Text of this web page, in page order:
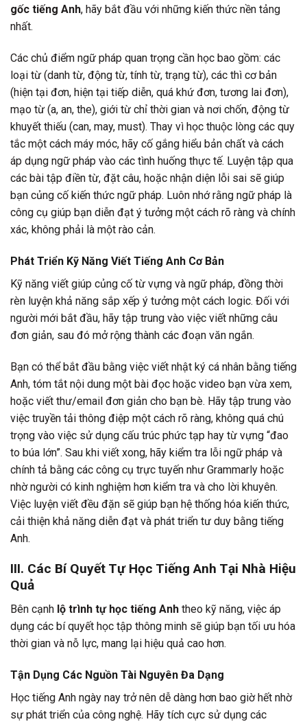
gốc tiếng Anh, hãy bắt đầu với những kiến thức nền tảng
nhất.
Các chủ điểm ngữ pháp quan trọng cần học bao gồm: các
loại từ (danh từ, động từ, tính từ, trạng từ), các thì cơ bản
(hiện tại đơn, hiện tại tiếp diễn, quá khứ đơn, tương lai đơn),
mạo từ (a, an, the), giới từ chỉ thời gian và nơi chốn, động từ
khuyết thiếu (can, may, must). Thay vì học thuộc lòng các quy
tắc một cách máy móc, hãy cố gắng hiểu bản chất và cách
áp dụng ngữ pháp vào các tình huống thực tế. Luyện tập qua
các bài tập điền từ, đặt câu, hoặc nhận diện lỗi sai sẽ giúp
bạn củng cố kiến thức ngữ pháp. Luôn nhớ rằng ngữ pháp là
công cụ giúp bạn diễn đạt ý tưởng một cách rõ ràng và chính
xác, không phải là một rào cản.
Phát Triển Kỹ Năng Viết Tiếng Anh Cơ Bản
Kỹ năng viết giúp củng cố từ vựng và ngữ pháp, đồng thời
rèn luyện khả năng sắp xếp ý tưởng một cách logic. Đối với
người mới bắt đầu, hãy tập trung vào việc viết những câu
đơn giản, sau đó mở rộng thành các đoạn văn ngắn.
Bạn có thể bắt đầu bằng việc viết nhật ký cá nhân bằng tiếng
Anh, tóm tắt nội dung một bài đọc hoặc video bạn vừa xem,
hoặc viết thư/email đơn giản cho bạn bè. Hãy tập trung vào
việc truyền tải thông điệp một cách rõ ràng, không quá chú
trọng vào việc sử dụng cấu trúc phức tạp hay từ vựng “đao
to búa lớn”. Sau khi viết xong, hãy kiểm tra lỗi ngữ pháp và
chính tả bằng các công cụ trực tuyến như Grammarly hoặc
nhờ người có kinh nghiệm hơn kiểm tra và cho lời khuyên.
Việc luyện viết đều đặn sẽ giúp bạn hệ thống hóa kiến thức,
cải thiện khả năng diễn đạt và phát triển tư duy bằng tiếng
Anh.
III. Các Bí Quyết Tự Học Tiếng Anh Tại Nhà Hiệu
Quả
Bên cạnh lộ trình tự học tiếng Anh theo kỹ năng, việc áp
dụng các bí quyết học tập thông minh sẽ giúp bạn tối ưu hóa
thời gian và nỗ lực, mang lại hiệu quả cao hơn.
Tận Dụng Các Nguồn Tài Nguyên Đa Dạng
Học tiếng Anh ngày nay trở nên dễ dàng hơn bao giờ hết nhờ
sự phát triển của công nghệ. Hãy tích cực sử dụng các